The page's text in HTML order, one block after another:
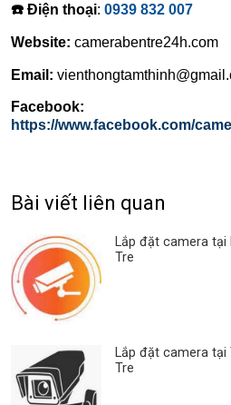
☎️ Điện thoại:0939 832 007
Website: camerabentre24h.com
Email:
Facebook:
https://www.facebook.com/
Bài viết liên quan
Lắp đặt camera tại
Tre
Lắp đặt camera tại
Tre